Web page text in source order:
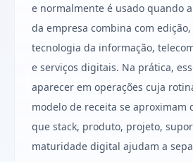
e normalmente é usado quando
da empresa combina com
tecnologia da informação,
e serviços digitais. Na prática,
aparecer em operações cuja
modelo de receita se aproximam
que stack, produto, projeto,
maturidade digital ajudam a